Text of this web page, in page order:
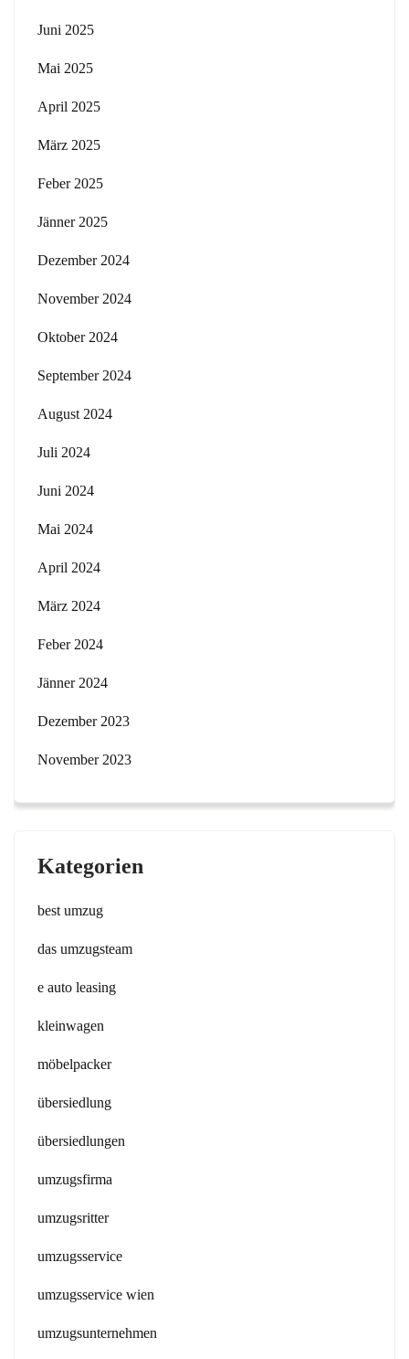
Juni 2025
Mai 2025
April 2025
März 2025
Feber 2025
Jänner 2025
Dezember 2024
November 2024
Oktober 2024
September 2024
August 2024
Juli 2024
Juni 2024
Mai 2024
April 2024
März 2024
Feber 2024
Jänner 2024
Dezember 2023
November 2023
Kategorien
best umzug
das umzugsteam
e auto leasing
kleinwagen
möbelpacker
übersiedlung
übersiedlungen
umzugsfirma
umzugsritter
umzugsservice
umzugsservice wien
umzugsunternehmen